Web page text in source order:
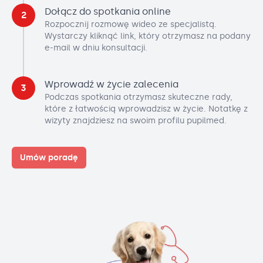
2 Dołącz do spotkania online
Rozpocznij rozmowę wideo ze specjalistą.
Wystarczy kliknąć link, który otrzymasz na podany
e-mail w dniu konsultacji.
3 Wprowadź w życie zalecenia
Podczas spotkania otrzymasz skuteczne rady,
które z łatwością wprowadzisz w życie. Notatkę z
wizyty znajdziesz na swoim profilu pupilmed.
Umów poradę